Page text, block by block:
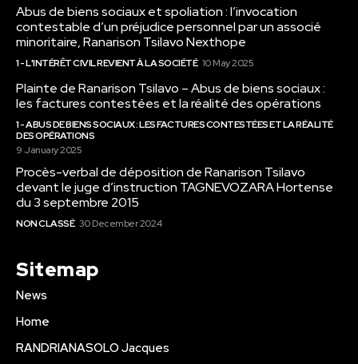
Abus de biens sociaux et spoliation : l’invocation
contestable d’un préjudice personnel par un associé
minoritaire, Ranarison Tsilavo Nexthope
1 - L'INTÉRÊT CIVIL REVIENT À LA SOCIÉTÉ 10 May 2025
Plainte de Ranarison Tsilavo – Abus de biens sociaux :
les factures contestées et la réalité des opérations
1 - ABUS DE BIENS SOCIAUX : LES FACTURES CONTESTÉES ET LA RÉALITÉ
DES OPÉRATIONS
9 January 2025
Procès-verbal de déposition de Ranarison Tsilavo
devant le juge d’instruction TAGNEVOZARA Hortense
du 3 septembre 2015
NON CLASSÉ 30 December 2024
Sitemap
News
Home
RANDRIANASOLO Jacques